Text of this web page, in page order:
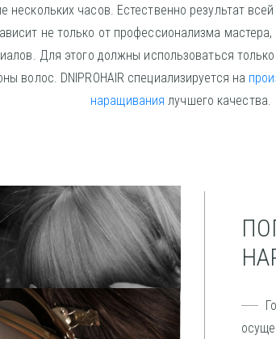
нескольких часов. Естественно результат
не только от профессионализма мастера,
Для этого должны использоваться
волос. DNIPROHAIR специализируется на
наращивания лучшего качества.